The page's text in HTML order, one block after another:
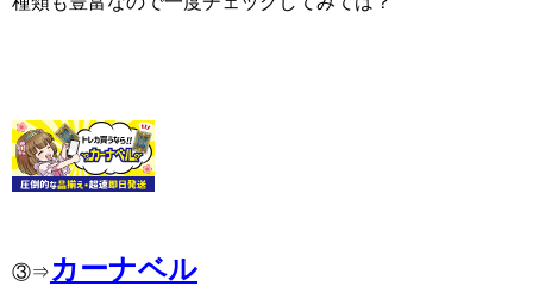
③⇒ カーナベル